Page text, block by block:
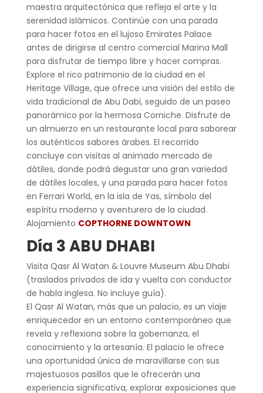
maestra arquitectónica que refleja el arte y la
serenidad islámicos. Continúe con una parada
para hacer fotos en el lujoso Emirates Palace
antes de dirigirse al centro comercial Marina Mall
para disfrutar de tiempo libre y hacer compras.
Explore el rico patrimonio de la ciudad en el
Heritage Village, que ofrece una visión del estilo de
vida tradicional de Abu Dabi, seguido de un paseo
panorámico por la hermosa Corniche. Disfrute de
un almuerzo en un restaurante local para saborear
los auténticos sabores árabes. El recorrido
concluye con visitas al animado mercado de
dátiles, donde podrá degustar una gran variedad
de dátiles locales, y una parada para hacer fotos
en Ferrari World, en la isla de Yas, símbolo del
espíritu moderno y aventurero de la ciudad.
Alojamiento COPTHORNE DOWNTOWN
Día 3 ABU DHABI
Visita Qasr Al Watan & Louvre Museum Abu Dhabi
(traslados privados de ida y vuelta con conductor
de habla inglesa. No incluye guía).
El Qasr Al Watan, más que un palacio, es un viaje
enriquecedor en un entorno contemporáneo que
revela y reflexiona sobre la gobernanza, el
conocimiento y la artesanía. El palacio le ofrece
una oportunidad única de maravillarse con sus
majestuosos pasillos que le ofrecerán una
experiencia significativa, explorar exposiciones que